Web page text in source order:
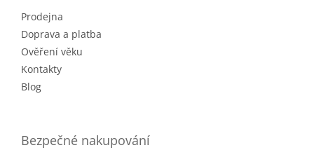
Prodejna
Doprava a platba
Ověření věku
Kontakty
Blog
Bezpečné nakupování